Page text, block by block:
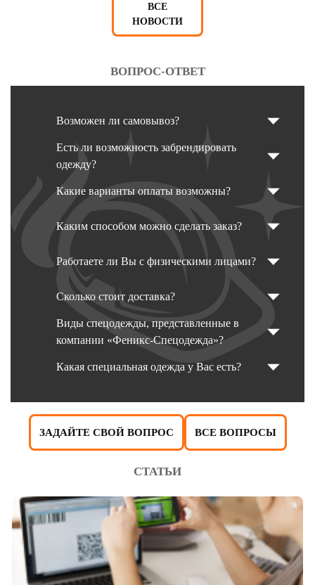
ВСЕ
НОВОСТИ
ВОПРОС-ОТВЕТ
Возможен ли самовывоз?
Есть ли возможность забрендировать
одежду?
Какие варианты оплаты возможны?
Каким способом можно сделать заказ?
Работаете ли Вы с физическими лицами?
Сколько стоит доставка?
Виды спецодежды, представленные в
компании «Феникс-Спецодежда»?
Какая специальная одежда у Вас есть?
ЗАДАЙТЕ СВОЙ ВОПРОС ВСЕ ВОПРОСЫ
СТАТЬИ